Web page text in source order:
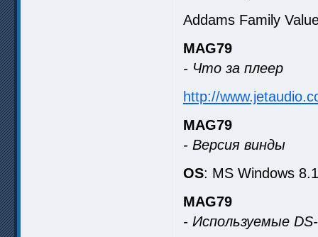
Addams Family
MAG79
- Что за плеер
http://
MAG79
- Версия винды
OS: MS Windows
MAG79
- Используемые